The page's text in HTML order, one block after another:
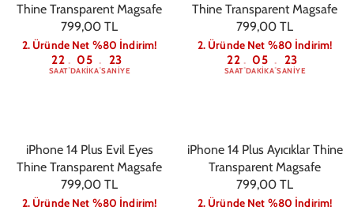
Thine Transparent Magsafe
799,00 TL
2. Üründe Net %80 İndirim!
22
SAAT: 05
DAKIKA: 22
SANIYE
Thine Transparent Magsafe
799,00 TL
2. Üründe Net %80 İndirim!
22
SAAT: 05
DAKIKA: 22
SANIYE
iPhone 14 Plus Evil Eyes
Thine Transparent Magsafe
799,00 TL
2. Üründe Net %80 İndirim!
iPhone 14 Plus Ayıcıklar Thine
Transparent Magsafe
799,00 TL
2. Üründe Net %80 İndirim!